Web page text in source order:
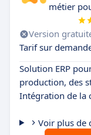
métier
Version
Tarif sur
Solution ERP
production, des
Intégration de la
Voir plus de